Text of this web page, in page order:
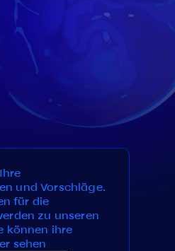
und Vorschläge.
für die
zu unseren
können ihre
sehen